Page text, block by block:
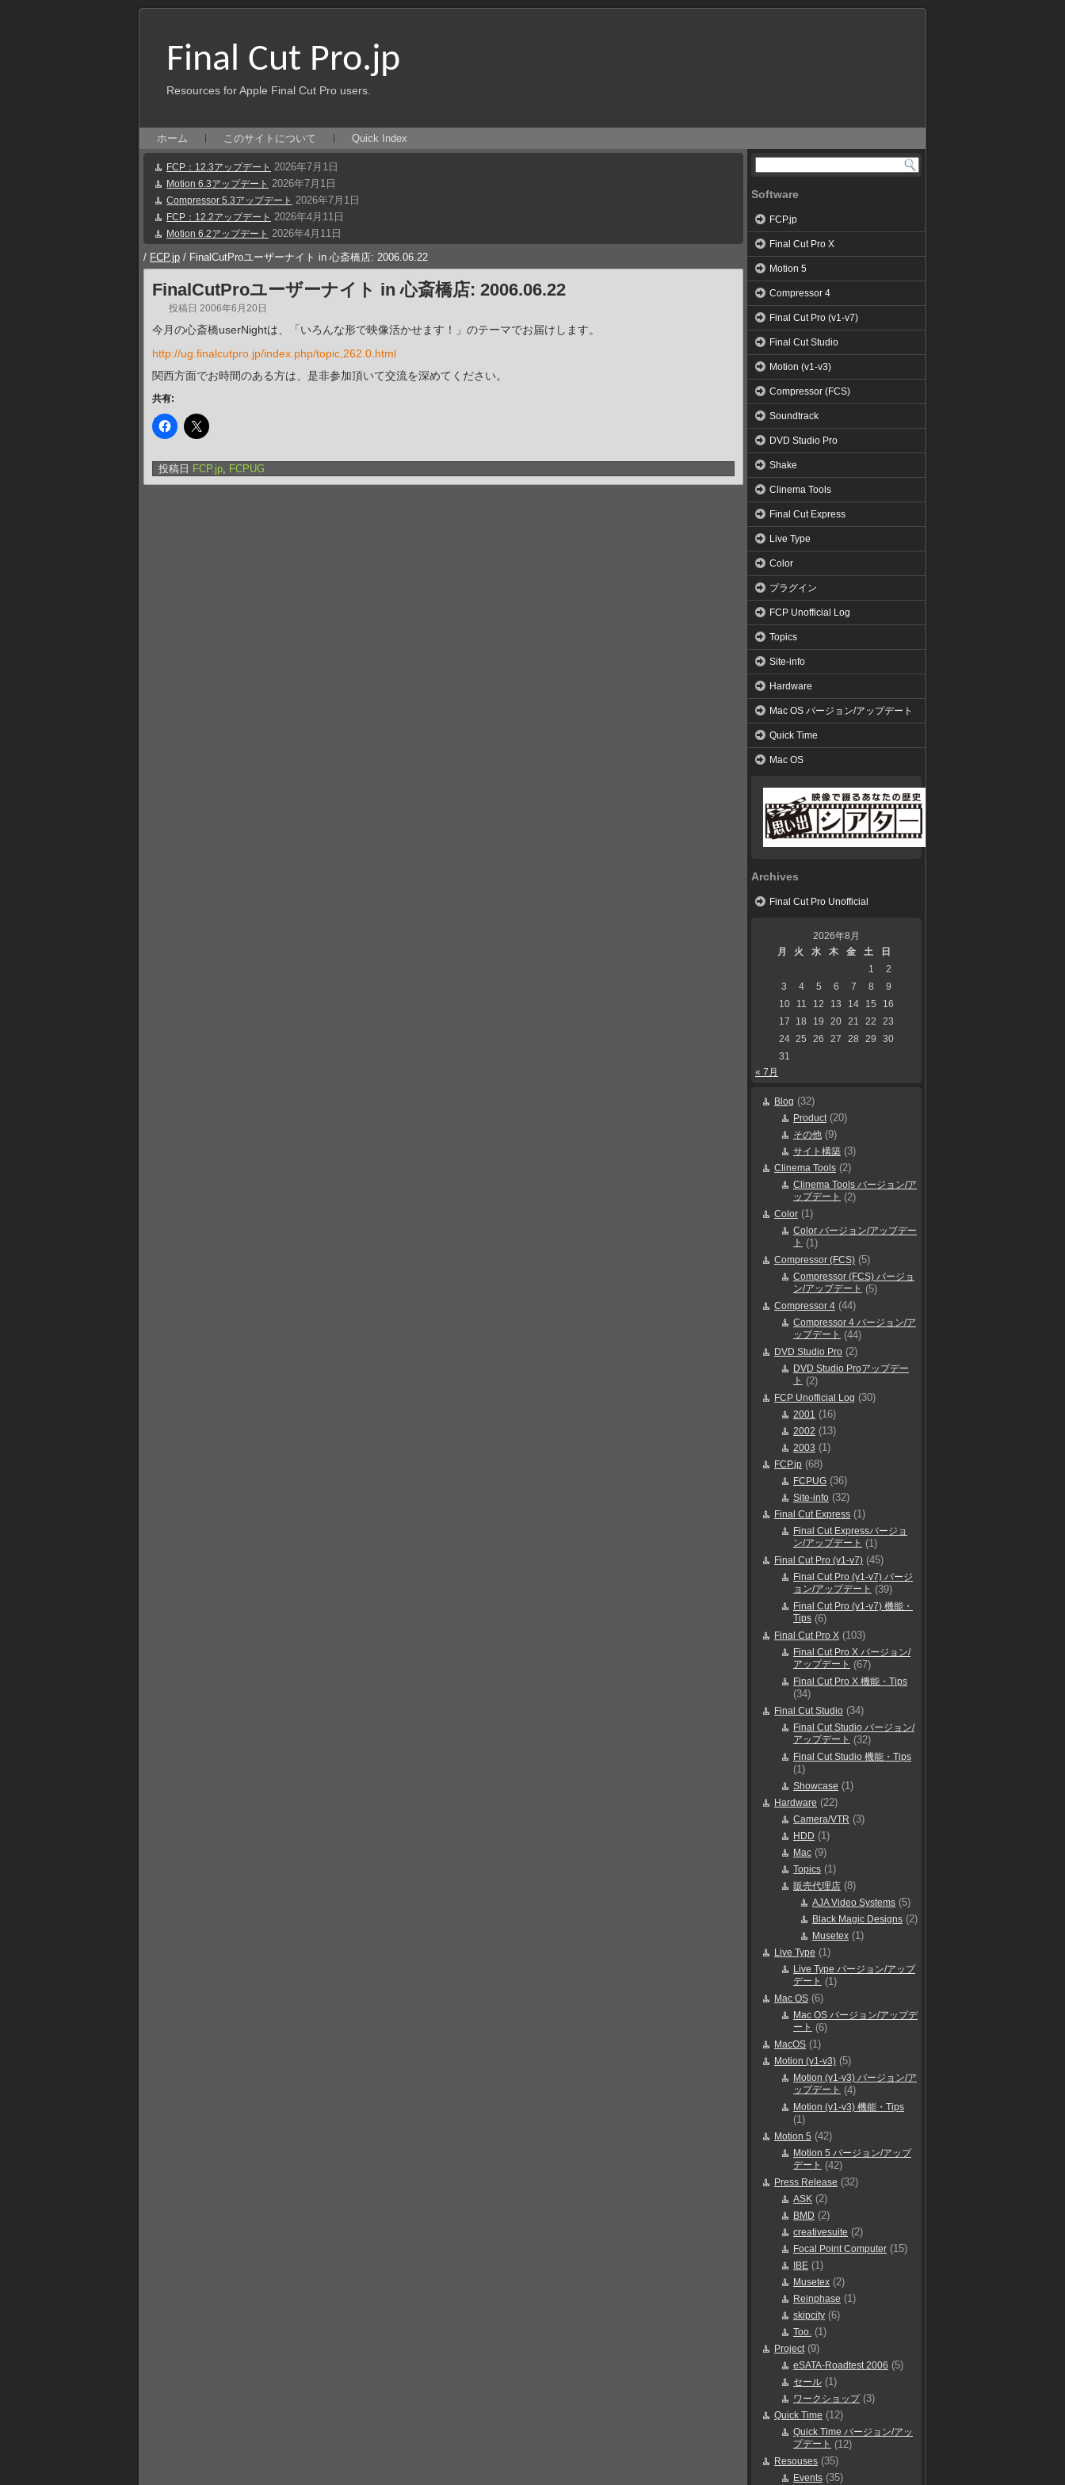
Final Cut Pro.jp
Resources for Apple Final Cut Pro users.
ホーム このサイトについて Quick Index
FCP：12.3アップデート 2026年7月1日
Motion 6.3アップデート 2026年7月1日
Compressor 5.3アップデート 2026年7月1日
FCP：12.2アップデート 2026年4月11日
Motion 6.2アップデート 2026年4月11日
/ FCP.jp / FinalCutProユーザーナイト in 心斎橋店: 2006.06.22
FinalCutProユーザーナイト in 心斎橋店: 2006.06.22
投稿日 2006年6月20日
今月の心斎橋userNightは、「いろんな形で映像活かせます！」のテーマでお届けします。
http://ug.finalcutpro.jp/index.php/topic,262.0.html
関西方面でお時間のある方は、是非参加頂いて交流を深めてください。
共有:
投稿日 FCP.jp, FCPUG
Software
FCP.jp
Final Cut Pro X
Motion 5
Compressor 4
Final Cut Pro (v1-v7)
Final Cut Studio
Motion (v1-v3)
Compressor (FCS)
Soundtrack
DVD Studio Pro
Shake
Clinema Tools
Final Cut Express
Live Type
Color
プラグイン
FCP Unofficial Log
Topics
Site-info
Hardware
Mac OS バージョン/アップデート
Quick Time
Mac OS
Archives
Final Cut Pro Unofficial
2026年8月
月
火 水 木 金 土
日
1
2
3
4 5 6 7 8
9
10
11 12 13 14 15
16
17
18 19 20 21 22
23
24 25 26 27 28 29
30
31
« 7月
Blog (32)
Product(20)
その他 (9)
サイト構築 (3)
Clinema Tools (2)
Clinema Tools バージョン/ア
ップデート (2)
Color (1)
Color バージョン/アップデー
ト (1)
Compressor (FCS) (5)
Compressor (FCS) バージョ
ン/アップデート (5)
Compressor 4 (44)
Compressor 4 バージョン/ア
ップデート (44)
DVD Studio Pro (2)
DVD Studio Proアップデー
ト (2)
FCP Unofficial Log (30)
2001 (16)
2002 (13)
2003 (1)
FCP.jp (68)
FCPUG (36)
Site-info (32)
Final Cut Express (1)
Final Cut Expressバージョ
ン/アップデート (1)
Final Cut Pro (v1-v7) (45)
Final Cut Pro (v1-v7) バージ
ョン/アップデート (39)
Final Cut Pro (v1-v7) 機能・
Tips (6)
Final Cut Pro X (103)
Final Cut Pro X バージョン/
アップデート (67)
Final Cut Pro X 機能・Tips
(34)
Final Cut Studio (34)
Final Cut Studio バージョン/
アップデート (32)
Final Cut Studio 機能・Tips
(1)
Showcase (1)
Hardware (22)
Camera/VTR (3)
HDD (1)
Mac (9)
Topics (1)
販売代理店 (8)
AJA Video Systems (5)
Black Magic Designs (2)
Musetex (1)
Live Type (1)
Live Type バージョン/アップ
デート (1)
Mac OS (6)
Mac OS バージョン/アップデ
ート (6)
MacOS (1)
Motion (v1-v3) (5)
Motion (v1-v3) バージョン/ア
ップデート (4)
Motion (v1-v3) 機能・Tips
(1)
Motion 5 (42)
Motion 5 バージョン/アップ
デート (42)
Press Release (32)
ASK (2)
BMD (2)
creativesuite (2)
Focal Point Computer (15)
IBE (1)
Musetex (2)
Reinphase (1)
skipcity (6)
Too. (1)
Project(9)
eSATA-Roadtest 2006 (5)
セール (1)
ワークショップ(3)
Quick Time (12)
Quick Time バージョン/アッ
プデート (12)
Resouses (35)
Events (35)